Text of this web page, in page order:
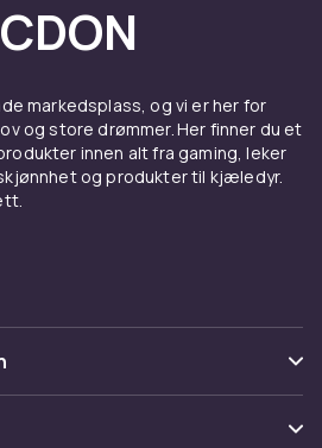
markedsplass, og vi er her for
og store drømmer. Her finner du et
innen alt fra gaming, leker
og produkter til kjæledyr.